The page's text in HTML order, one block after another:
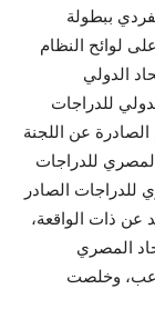
ببطولة
الاطلاع على لوائح النظام
الدولي
للدراجات
الصادرة عن اللجنة
المصري للدراجات
للدراجات الصادر
شهد سعيد عن ذات الواقعة،
المصري
وخلصت